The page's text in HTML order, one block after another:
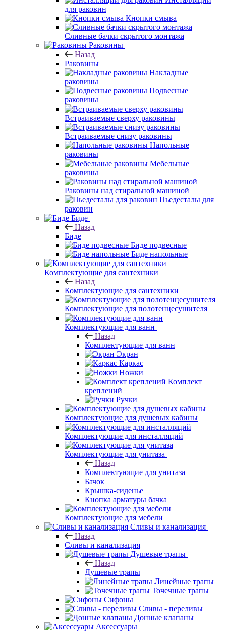
для раковин
Кнопки смыва
Сливные бачки скрытого монтажа
Раковины
Назад
Раковины
Накладные
раковины
Подвесные
раковины
Встраиваемые сверху раковины
Встраиваемые снизу раковины
Напольные
раковины
Мебельные
раковины
Раковины над стиральной машиной
Пьедесталы для
раковин
Биде
Назад
Биде
Биде подвесные
Биде напольные
Комплектующие для сантехники
Назад
Комплектующие для сантехники
Комплектующие для полотенцесушителя
Комплектующие для ванн
Назад
Комплектующие для ванн
Экран
Каркас
Ножки
Комплект
креплений
Ручки
Комплектующие для душевых кабины
Комплектующие для инсталляций
Комплектующие для унитаза
Назад
Комплектующие для унитаза
Бачок
Крышка-сиденье
Кнопка арматуры бачка
Комплектующие для мебели
Сливы и канализация
Назад
Сливы и канализация
Душевые трапы
Назад
Душевые трапы
Линейные трапы
Точечные трапы
Сифоны
Сливы - переливы
Донные клапаны
Аксессуары